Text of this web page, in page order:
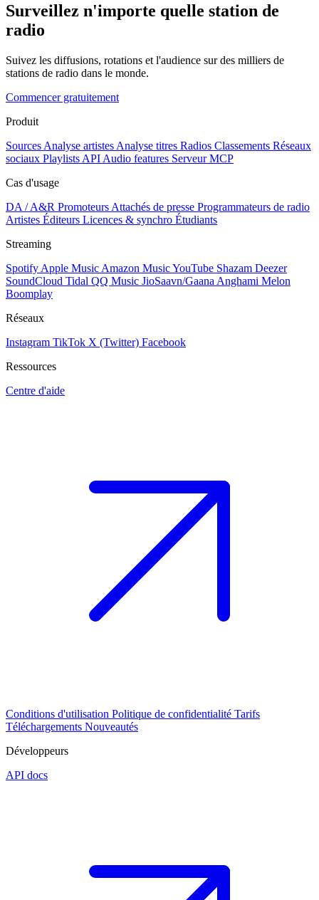
Surveillez n'importe quelle station de
radio
Suivez les diffusions, rotations et l'audience sur des milliers de
stations de radio dans le monde.
Commencer gratuitement
Produit
Sources Analyse artistes Analyse titres Radios Classements Réseaux
sociaux Playlists API Audio features Serveur MCP
Cas d'usage
DA / A&R Promoteurs Attachés de presse Programmateurs de radio
Artistes Éditeurs Licences & synchro Étudiants
Streaming
Spotify Apple Music Amazon MusicYouTube Shazam Deezer
SoundCloud Tidal QQ Music JioSaavn/Gaana Anghami Melon
Boomplay
Réseaux
Instagram TikTok X (Twitter) Facebook
Ressources
Centre d'aide
Conditions d'utilisation Politique de confidentialité Tarifs
Téléchargements Nouveautés
Développeurs
API docs